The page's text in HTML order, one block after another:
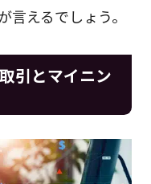
えるでしょう。
引とマイニン